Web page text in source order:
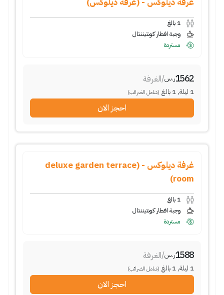
1 بالغ
وجبة افطار كونتيننتال
مستردة
1562ر.س/الغرفة
1 ليلة,
1 بالغ (شامل الضرائب)
احجز الان
غرفة ديلوكس - (deluxe garden terrace
room)
1 بالغ
وجبة افطار كونتيننتال
مستردة
1588ر.س/الغرفة
1 ليلة,
1 بالغ (شامل الضرائب)
احجز الان